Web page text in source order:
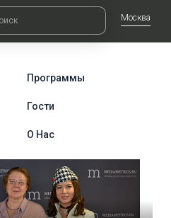
Москва
Программы
Гости
О Нас